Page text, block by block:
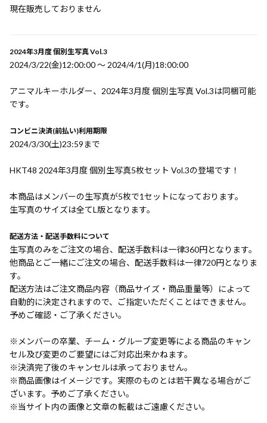
現在販売しておりません
2024年3月度 個別生写真 Vol.3
2024/3/22(金)12:00:00 〜 2024/4/1(月)18:00:00
アニマルキーホルダー、2024年3月度 個別生写真 Vol.3は同梱可能
です。
コンビニ決済(前払い)利用期限
2024/3/30(土)23:59まで
HKT48 2024年3月度 個別生写真5枚セット Vol.3の登場です！
本商品はメンバーの生写真が5枚で1セットになっております。
生写真のサイズは全てL版となります。
配送方法・配送手数料について
生写真のみをご注文の場合、配送手数料は一律360円となります。
他商品とご一緒にご注文の場合、配送手数料は一律720円となりま
す。
配送方法はご注文商品内容（商品サイズ・商品重量等）によって
自動的に決定されますので、ご指定いただくことはできません。
予めご確認・ご了承ください。
※メンバーの卒業、チーム・グループ変更等による商品のキャン
セル及び変更のご要望にはご対応出来かねます。
※決済完了後のキャンセルは承っておりません。
※商品画像はイメージです。実際のものとは若干異なる場合がご
ざいます。予めご了承ください。
※当サイト内の画像と文章の転載はご遠慮ください。